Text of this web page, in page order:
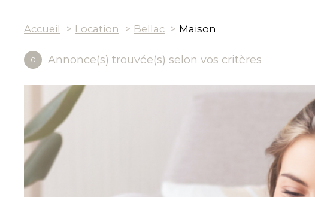
Accueil Location Bellac Maison
0 Annonce(s) trouvée(s) selon vos critères